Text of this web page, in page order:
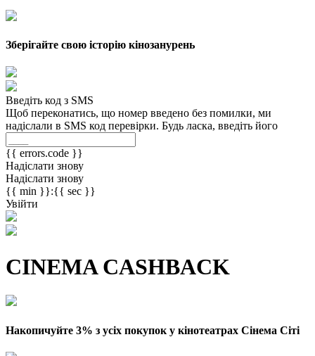
Зберігайте свою історію кінозанурень
Введіть код з SMS
Щоб переконатись, що номер введено без помилки, ми
надіслали в SMS код перевірки. Будь ласка, введіть його
{{ errors.code }}
Надіслати знову
Надіслати знову
{{ min }}:{{ sec }}
Увійти
CINEMA CASHBACK
Накопичуйте 3% з усіх покупок у кінотеатрах Сінема Сіті